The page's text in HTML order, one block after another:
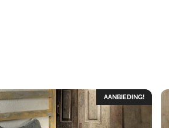
AANBIEDING!